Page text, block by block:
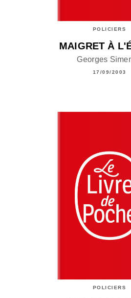
POLICIERS
MAIGRET À
Georges
17/09/2003
POLICIERS